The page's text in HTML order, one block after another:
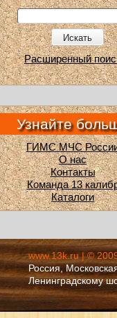
Искать
Расширенный
Узнайте
ГИМС МЧС
О нас
Контакты
Команда 13
Каталоги
www.13k.ru | ©
Россия,
Ленинградскому